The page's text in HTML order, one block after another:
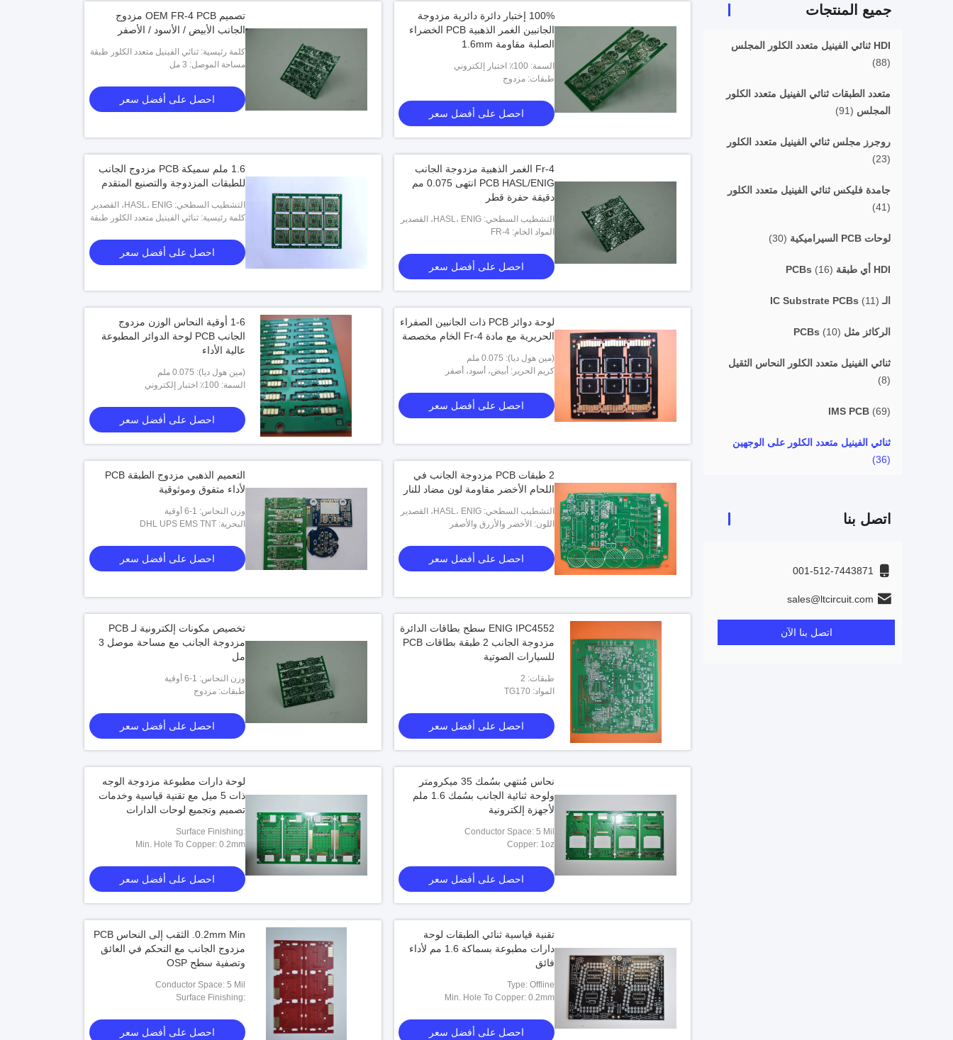
جميع المنتجات
HDI ثنائي الفينيل متعدد الكلور المجلس
(88)
متعدد الطبقات ثنائي الفينيل متعدد الكلور
المجلس (91)
روجرز مجلس ثنائي الفينيل متعدد الكلور
(23)
جامدة فليكس ثنائي الفينيل متعدد الكلور
(41)
لوحات PCB السيراميكية (30)
HDI أي طبقة PCBs (16)
الـ IC Substrate PCBs (11)
الركائز مثل PCBs (10)
ثنائي الفينيل متعدد الكلور النحاس الثقيل
(8)
IMS PCB (69)
ثنائي الفينيل متعدد الكلور على الوجهين
(36)
اتصل بنا
001-512-7443871
sales@ltcircuit.com
اتصل بنا الآن
100% إختبار دائرة دائرية مزدوجة
الجانبين الغمر الذهبية PCB الخضراء
الصلبة مقاومة 1.6mm
السمة: 100٪ اختبار إلكتروني
طبقات: مزدوج
احصل على أفضل سعر
تصميم OEM FR-4 PCB مزدوج
الجانب الأبيض / الأسود / الأصفر
كلمة رئيسية: ثنائي الفينيل متعدد الكلور طبقة
مساحة الموصل: 3 مل
احصل على أفضل سعر
Fr-4 الغمر الذهبية مزدوجة الجانب
PCB HASL/ENIG انتهى 0.075 مم
دقيقة حفرة قطر
التشطيب السطحي: HASL، ENIG، القصدير
الغمر، الفضة الغمر، الإصبع الذهبي، OSP
المواد الخام: FR-4
احصل على أفضل سعر
1.6 ملم سميكة PCB مزدوج الجانب
للطبقات المزدوجة والتصنيع المتقدم
التشطيب السطحي: HASL، ENIG، القصدير
الغمر، الفضة الغمر، الإصبع الذهبي، OSP
كلمة رئيسية: ثنائي الفينيل متعدد الكلور طبقة
احصل على أفضل سعر
لوحة دوائر PCB ذات الجانبين الصفراء
الحريرية مع مادة Fr-4 الخام مخصصة
(مين هول ديا): 0.075 ملم
كريم الحرير: أبيض، أسود، أصفر
احصل على أفضل سعر
1-6 أوقية النحاس الوزن مزدوج
الجانب PCB لوحة الدوائر المطبوعة
عالية الأداء
(مين هول ديا): 0.075 ملم
السمة: 100٪ اختبار إلكتروني
احصل على أفضل سعر
2 طبقات PCB مزدوجة الجانب في
اللحام الأخضر مقاومة لون مضاد للنار
التشطيب السطحي: HASL، ENIG، القصدير
الغمر، الفضة الغمر، الإصبع الذهبي، OSP
اللون: الأخضر والأزرق والأصفر
احصل على أفضل سعر
التعميم الذهبي مزدوج الطبقة PCB
لأداء متفوق وموثوقية
وزن النحاس: 1-6 أوقية
البحرية: DHL UPS EMS TNT
احصل على أفضل سعر
ENIG IPC4552 سطح بطاقات الدائرة
مزدوجة الجانب 2 طبقة بطاقات PCB
للسيارات الصوتية
طبقات: 2
المواد: TG170
احصل على أفضل سعر
تخصيص مكونات إلكترونية لـ PCB
مزدوجة الجانب مع مساحة موصل 3
مل
وزن النحاس: 1-6 أوقية
طبقات: مزدوج
احصل على أفضل سعر
نحاس مُنتهي بسُمك 35 ميكرومتر
ولوحة ثنائية الجانب بسُمك 1.6 ملم
لأجهزة إلكترونية
Conductor Space: 5 Mil
Copper: 1oz
احصل على أفضل سعر
لوحة دارات مطبوعة مزدوجة الوجه
ذات 5 ميل مع تقنية قياسية وخدمات
تصميم وتجميع لوحات الدارات
Surface Finishing:
HASL,OSP,ENIG,Immersion Gold,lead
Min. Hole To Copper: 0.2mm
احصل على أفضل سعر
تقنية قياسية ثنائي الطبقات لوحة
دارات مطبوعة بسماكة 1.6 مم لأداء
فائق
Type: Offline
Min. Hole To Copper: 0.2mm
احصل على أفضل سعر
0.2mm Min. الثقب إلى النحاس PCB
مزدوج الجانب مع التحكم في العائق
وتصفية سطح OSP
Conductor Space: 5 Mil
Surface Finishing:
Free
احصل على أفضل سعر